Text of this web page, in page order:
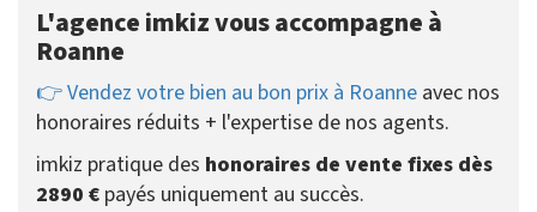
L'agence imkiz vous accompagne à
Roanne
👉 Vendez votre bien au bon prix à Roanne avec nos
honoraires réduits + l'expertise de nos agents.
imkiz pratique des honoraires de vente fixes dès
2890 € payés uniquement au succès.